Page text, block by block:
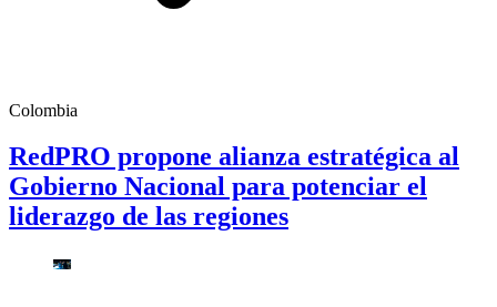
Colombia
RedPRO propone alianza estratégica al
Gobierno Nacional para potenciar el
liderazgo de las regiones